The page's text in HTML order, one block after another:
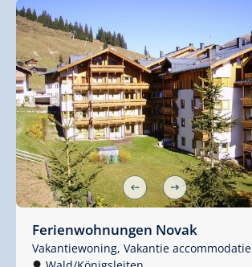
Ferienwohnungen Novak
Vakantiewoning, Vakantie accommodatie